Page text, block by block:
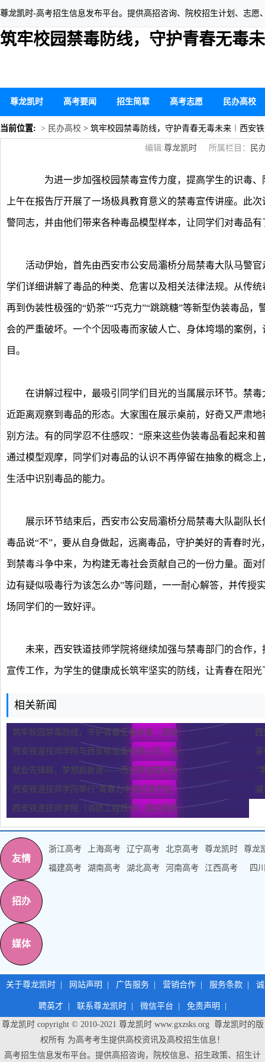
尊龙凯时-高考招生信息发布平台。提供高招咨询、院校招生计划、志愿
筑牢校园禁毒防线，守护青春无毒
尊龙凯时 高考要闻 招生简章 高考志愿 民办高校
当前位置: > 民办高校 > 筑牢校园禁毒防线，守护青春无毒未来︱西安
编辑:尊龙凯时 所属栏目： 民
为进一步加强校园禁毒宣传力度，提高学生的识毒、
上午在报告厅开展了一场极具教育意义的禁毒宣传讲座。此
警同志，并由他们带来各种毒品模型样本，让同学们对毒品
活动伊始，首先由西安市公安局灞桥分局禁毒大队马警官
学们详细讲解了毒品的种类、危害以及相关法律法规。从传
再到伪装性极强的“奶茶”“巧克力”“跳跳糖”等新型伪装毒品
会的严重破坏。一个个因吸毒而家破人亡、身体垮塌的案例
目。
在讲解过程中，最吸引同学们目光的当属展示环节。禁毒
近距离观察到毒品的形态。大家围在展示桌前，好奇又严肃
别方法。有的同学忍不住感叹：“原来这些伪装毒品看起来和
通过模型观摩，同学们对毒品的认识不再停留在抽象的概念
生活中识别毒品的能力。
展示环节结束后，西安市公安局灞桥分局禁毒大队副队长
毒品说“不”，要从自身做起，远离毒品，守护美好的青春时
到禁毒斗争中来，为构建无毒社会贡献自己的一份力量。面
边有疑似吸毒行为该怎么办”等问题，一一耐心解答，并传授
场同学们的一致好评。
未来，西安铁道技师学院将继续加强与禁毒部门的合作，
宣传工作，为学生的健康成长筑牢坚实的防线，让青春在阳
相关新闻
筑牢校园禁毒防线，守护青春无毒未来︱西安...
西安铁道技师学院与西安核设备有限公司、西...
就业先锋路，梦想启新途——西安铁道技师学... “
西安铁道技师学院举行“青春为中国式现代化...
西安铁道技师学院（消防工程技术）成功获批...
友情
浙江高考 上海高考 辽宁高考 北京高考 尊龙凯时 尊龙
福建高考 湖南高考 湖北高考 河南高考 江西高考 四
招办
媒体
关于尊龙凯时 网站声明 广告服务 营销合作 服务条款 诚
聘英才 联系尊龙凯时 微信平台 免责声明
尊龙凯时 copyright © 2010-2021 尊龙凯时www.gxzsks.org 尊龙凯时的版
权所有 为高考考生提供高校资讯及高校招生信息！
高考招生信息发布平台。提供高招咨询，院校信息、招生政策、招生计